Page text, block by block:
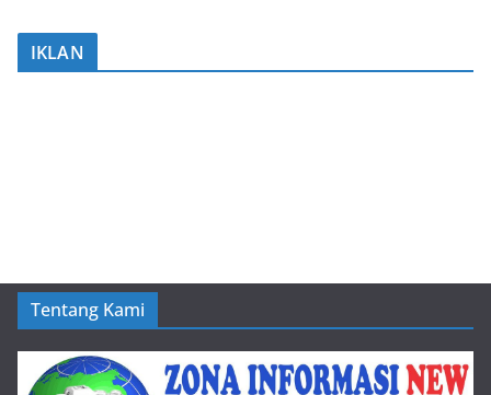
IKLAN
Tentang Kami